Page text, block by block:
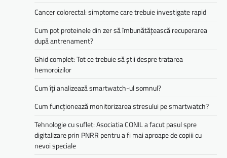
Cancer colorectal: simptome care trebuie investigate rapid
Cum pot proteinele din zer să îmbunătățească recuperarea
după antrenament?
Ghid complet: Tot ce trebuie să știi despre tratarea
hemoroizilor
Cum îți analizează smartwatch-ul somnul?
Cum funcționează monitorizarea stresului pe smartwatch?
Tehnologie cu suflet: Asociatia CONIL a facut pasul spre
digitalizare prin PNRR pentru a fi mai aproape de copiii cu
nevoi speciale